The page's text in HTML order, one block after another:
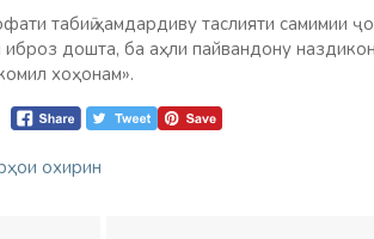
табиӣ ҳамдардиву таслияти самимии
дошта, ба аҳли пайвандону
хоҳонам».
охирин